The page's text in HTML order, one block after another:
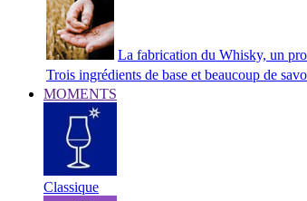
La fabrication du Whisky, un
Trois ingrédients de base et beaucoup de
MOMENTS
Classique